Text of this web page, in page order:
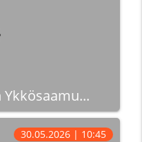
30.05.2026 | 10:45